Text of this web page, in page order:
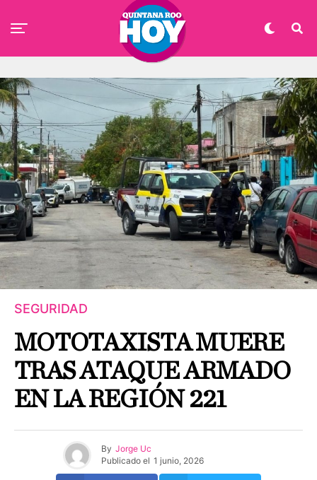
SEGURIDAD
MOTOTAXISTA MUERE
TRAS ATAQUE ARMADO
EN LA REGIÓN 221
By Jorge Uc
Publicado el 1 junio, 2026